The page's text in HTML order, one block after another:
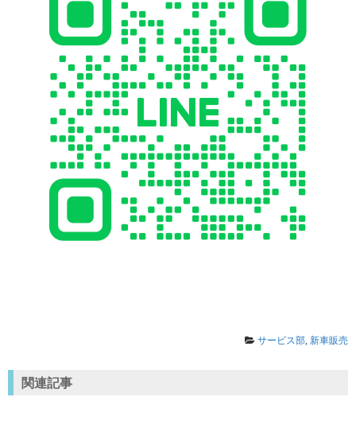
サービス部 新車販売
関連記事